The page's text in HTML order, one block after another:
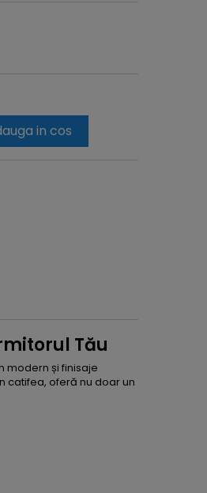
in cos
Tău
modern și finisaje
catifea, oferă nu doar un